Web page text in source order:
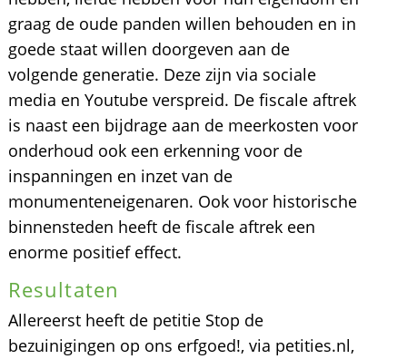
graag de oude panden willen behouden en in
goede staat willen doorgeven aan de
volgende generatie. Deze zijn via sociale
media en Youtube verspreid. De fiscale aftrek
is naast een bijdrage aan de meerkosten voor
onderhoud ook een erkenning voor de
inspanningen en inzet van de
monumenteneigenaren. Ook voor historische
binnensteden heeft de fiscale aftrek een
enorme positief effect.
Resultaten
Allereerst heeft de petitie Stop de
bezuinigingen op ons erfgoed!, via petities.nl,